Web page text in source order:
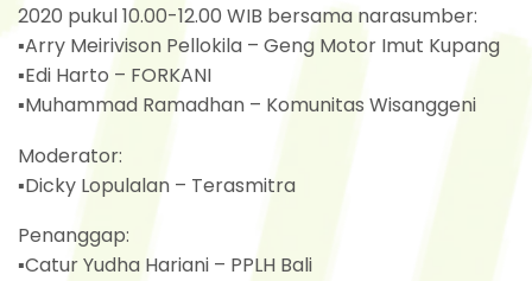
2020 pukul 10.00-12.00 WIB bersama narasumber:
▪Arry Meirivison Pellokila – Geng Motor Imut Kupang
▪Edi Harto – FORKANI
▪Muhammad Ramadhan – Komunitas Wisanggeni
Moderator:
▪Dicky Lopulalan – Terasmitra
Penanggap:
▪Catur Yudha Hariani – PPLH Bali